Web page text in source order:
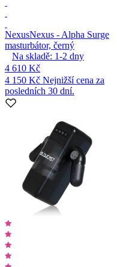
NexusNexus - Alpha Surge
masturbátor, černý
Na skladě: 1-2 dny
4 610 Kč
4 150 Kč Nejnižší cena za
posledních 30 dní.